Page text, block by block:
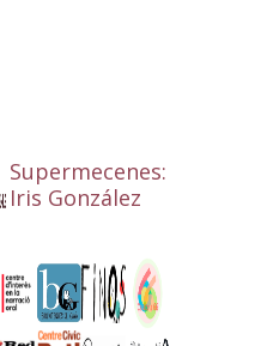
Supermecenes:
Iris González